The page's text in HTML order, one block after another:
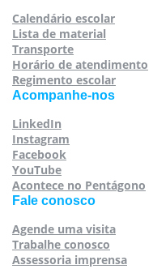
Calendário escolar
Lista de material
Transporte
Horário de atendimento
Regimento escolar
Acompanhe-nos
LinkedIn
Instagram
Facebook
YouTube
Acontece no Pentágono
Fale conosco
Agende uma visita
Trabalhe conosco
Assessoria imprensa